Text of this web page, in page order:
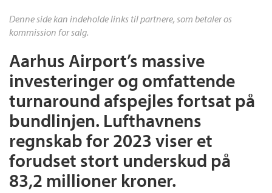
Denne side kan indeholde links til partnere, som betaler os
kommission for salg.
Aarhus Airport’s massive
investeringer og omfattende
turnaround afspejles fortsat på
bundlinjen. Lufthavnens
regnskab for 2023 viser et
forudset stort underskud på
83,2 millioner kroner.